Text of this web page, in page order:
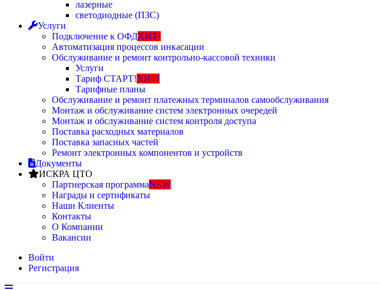
лазерные
светодиодные (ПЗС)
Услуги
Подключение к ОФДХИТ!
Автоматизация процессов инкасации
Обслуживание и ремонт контрольно-кассовой техники
Услуги
Тариф СТАРТ!ХИТ!
Тарифные планы
Обслуживание и ремонт платежных терминалов самообслуживания
Монтаж и обслуживание систем электронных очередей
Монтаж и обслуживание систем контроля доступа
Поставка расходных материалов
Поставка запасных частей
Ремонт электронных компонентов и устройств
Документы
ИСКРА ЦТО
Партнерская программаNEW
Награды и сертификаты
Наши Клиенты
Контакты
О Компании
Вакансии
Войти
Регистрация